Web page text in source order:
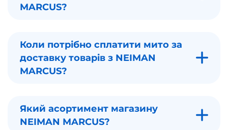
MARCUS?
Коли потрібно сплатити мито за
доставку товарів з NEIMAN
MARCUS?
Який асортимент магазину
NEIMAN MARCUS?